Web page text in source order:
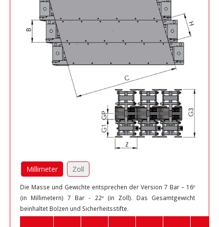
Millimeter Zoll
Die Masse und Gewichte entsprechen der Version 7 Bar – 16º
(in Millimetern) 7 Bar - 22º (in Zoll). Das Gesamtgewicht
beinhaltet Bolzen und Sicherheitsstifte.